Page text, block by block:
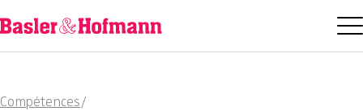
Compétences/